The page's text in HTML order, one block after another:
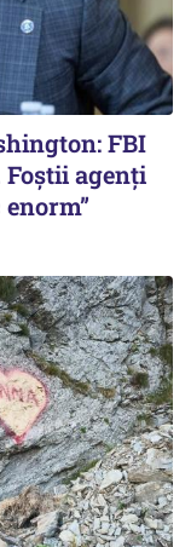
FBI
Foștii agenți